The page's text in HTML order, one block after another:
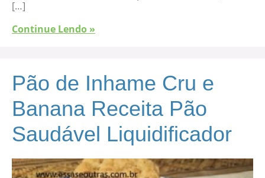
[…]
Continue Lendo »
Pão de Inhame Cru e
Banana Receita Pão
Saudável Liquidificador